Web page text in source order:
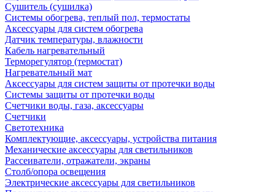
Сушитель (сушилка)
Системы обогрева, теплый пол, термостаты
Аксессуары для систем обогрева
Датчик температуры, влажности
Кабель нагревательный
Терморегулятор (термостат)
Нагревательный мат
Аксессуары для систем защиты от протечки воды
Системы защиты от протечки воды
Счетчики воды, газа, аксессуары
Счетчики
Светотехника
Комплектующие, аксессуары, устройства питания
Механические аксессуары для светильников
Рассеиватели, отражатели, экраны
Столб/опора освещения
Электрические аксессуары для светильников